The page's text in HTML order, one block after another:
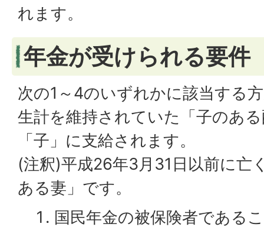
れます。
年金が受けられる要件
次の1～4のいずれかに該当する
生計を維持されていた「子のあ
「子」に支給されます。
(注釈)平成26年3月31日以前に亡
ある妻」です。
国民年金の被保険者である